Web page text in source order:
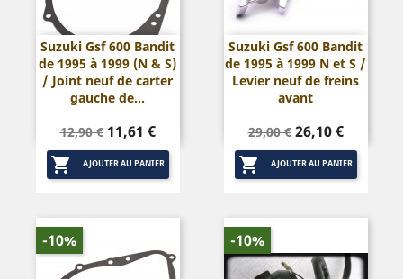
Suzuki Gsf 600 Bandit
de 1995 à 1999 (N & S)
/ Joint neuf de carter
gauche de...
Prix
de
base
12,90 € Prix
11,61 €
 AJOUTER AU PANIER
Suzuki Gsf 600 Bandit
de 1995 à 1999 N et S /
Levier neuf de freins
avant
Prix
de
base
29,00 € Prix
26,10 €
 AJOUTER AU PANIER
-10% -10%